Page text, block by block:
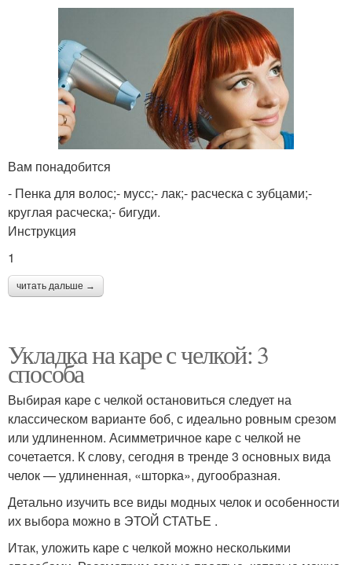
Вам понадобится
- Пенка для волос;- мусс;- лак;- расческа с зубцами;-
круглая расческа;- бигуди.
Инструкция
1
читать дальше →
Укладка на каре с челкой: 3
способа
Выбирая каре с челкой остановиться следует на
классическом варианте боб, с идеально ровным срезом
или удлиненном. Асимметричное каре с челкой не
сочетается. К слову, сегодня в тренде 3 основных вида
челок — удлиненная, «шторка», дугообразная.
Детально изучить все виды модных челок и особенности
их выбора можно в ЭТОЙ СТАТЬЕ .
Итак, уложить каре с челкой можно несколькими